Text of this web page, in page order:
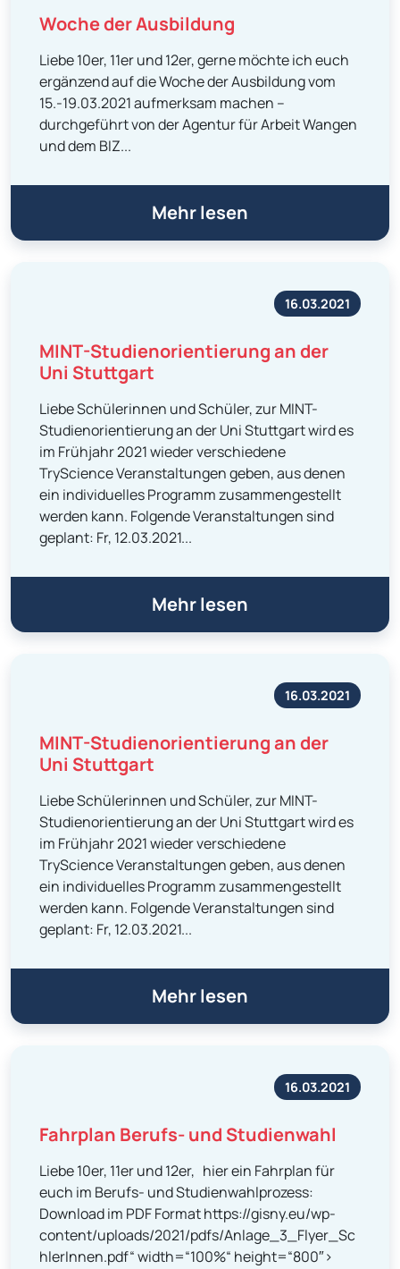
Woche der Ausbildung
Liebe 10er, 11er und 12er, gerne möchte ich euch
ergänzend auf die Woche der Ausbildung vom
15.-19.03.2021 aufmerksam machen –
durchgeführt von der Agentur für Arbeit Wangen
und dem BIZ...
Mehr lesen
16.03.2021
MINT-Studienorientierung an der
Uni Stuttgart
Liebe Schülerinnen und Schüler, zur MINT-
Studienorientierung an der Uni Stuttgart wird es
im Frühjahr 2021 wieder verschiedene
TryScience Veranstaltungen geben, aus denen
ein individuelles Programm zusammengestellt
werden kann. Folgende Veranstaltungen sind
geplant: Fr, 12.03.2021...
Mehr lesen
16.03.2021
MINT-Studienorientierung an der
Uni Stuttgart
Liebe Schülerinnen und Schüler, zur MINT-
Studienorientierung an der Uni Stuttgart wird es
im Frühjahr 2021 wieder verschiedene
TryScience Veranstaltungen geben, aus denen
ein individuelles Programm zusammengestellt
werden kann. Folgende Veranstaltungen sind
geplant: Fr, 12.03.2021...
Mehr lesen
16.03.2021
Fahrplan Berufs- und Studienwahl
Liebe 10er, 11er und 12er, hier ein Fahrplan für
euch im Berufs- und Studienwahlprozess:
Download im PDF Format https://gisny.eu/wp-
content/uploads/2021/pdfs/Anlage_3_Flyer_Sc
hlerInnen.pdf“ width=“100%“ height=“800″>